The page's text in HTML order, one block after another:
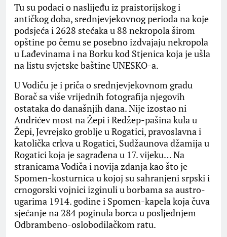
Tu su podaci o naslijeđu iz praistorijskog i
antičkog doba, srednjevjekovnog perioda na koje
podsjeća i 2628 stećaka u 88 nekropola širom
opštine po čemu se posebno izdvajaju nekropola
u Lađevinama i na Borku kod Stjenica koja je ušla
na listu svjetske baštine UNESKO-a.
U Vodiču je i priča o srednjevjekovnom gradu
Borač sa više vrijednih fotografija njegovih
ostataka do današnjih dana. Nije izostao ni
Andrićev most na Žepi i Redžep-pašina kula u
Žepi, Jevrejsko groblje u Rogatici, pravoslavna i
katolička crkva u Rogatici, Sudžaunova džamija u
Rogatici koja je sagrađena u 17. vijeku… Na
stranicama Vodiča i novija zdanja kao što je
Spomen-kosturnica u kojoj su sahranjeni srpski i
crnogorski vojnici izginuli u borbama sa austro-
ugarima 1914. godine i Spomen-kapela koja čuva
sjećanje na 284 poginula borca u posljednjem
Odbrambeno-oslobodilačkom ratu.